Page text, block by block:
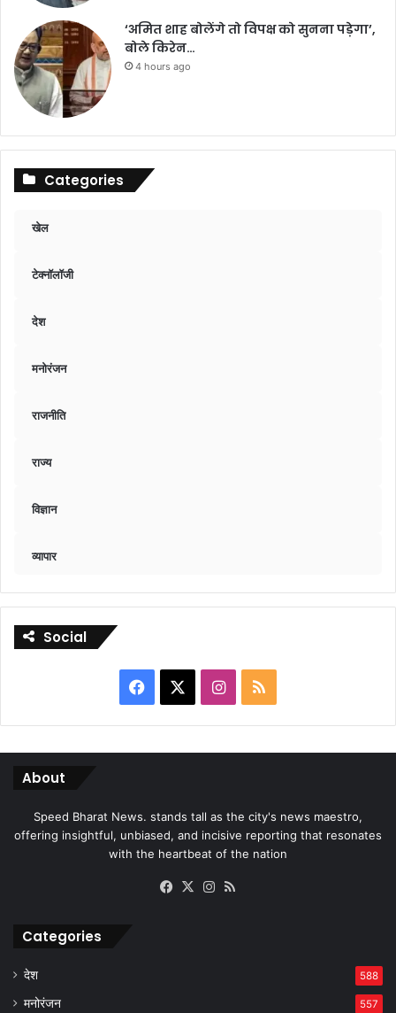
‘अमित शाह बोलेंगे तो विपक्ष को सुनना पड़ेगा’,
बोले किरेन…
4 hours ago
Categories
खेल
टेक्नॉलॉजी
देश
मनोरंजन
राजनीति
राज्य
विज्ञान
व्यापार
Social
Facebook Instagram
RSS
About
Speed Bharat News. stands tall as the city's news maestro,
offering insightful, unbiased, and incisive reporting that resonates
with the heartbeat of the nation
Facebook
X Instagram
Categories
देश 588
मनोरंजन 557